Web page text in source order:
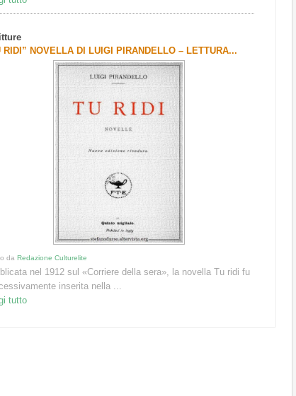
RIDI” NOVELLA DI LUIGI PIRANDELLO – LETTURA...
daRedazione Culturelite
nel 1912 sul «Corriere della sera», la novella Tu ridi fu
inserita nella ...
tutto